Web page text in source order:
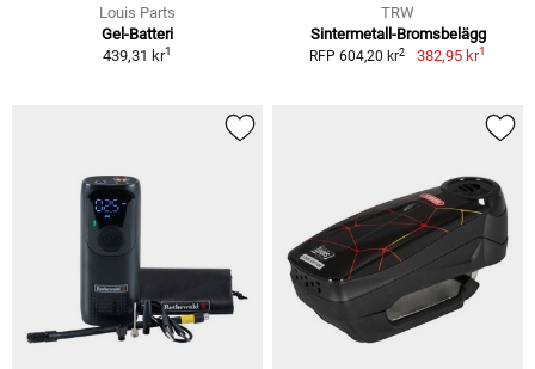
Louis Parts
Gel-Batteri
439,31 kr1
TRW
Sintermetall-Bromsbelägg
RFP 604,20 kr2 382,95 kr1